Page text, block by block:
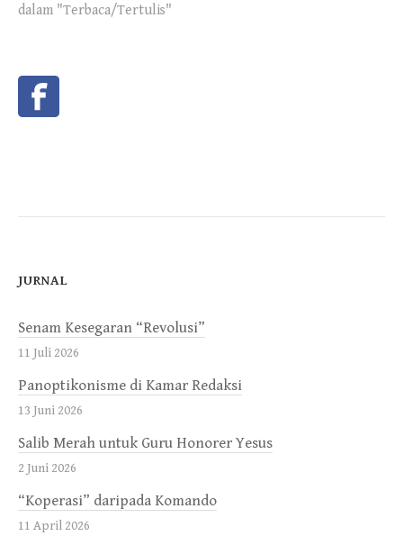
dalam "Terbaca/Tertulis"
JURNAL
Senam Kesegaran “Revolusi”
11 Juli 2026
Panoptikonisme di Kamar Redaksi
13 Juni 2026
Salib Merah untuk Guru Honorer Yesus
2 Juni 2026
“Koperasi” daripada Komando
11 April 2026